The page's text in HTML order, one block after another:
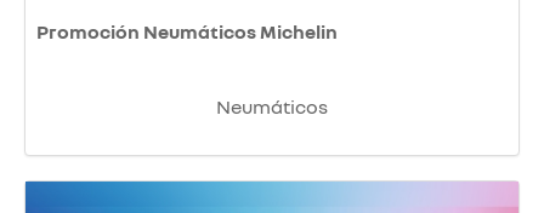
Promoción Neumáticos Michelin
Neumáticos